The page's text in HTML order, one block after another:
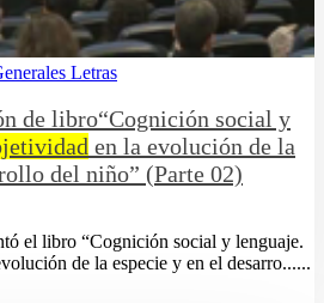
Letras
de libro“Cognición social y
en la evolución de la
del niño” (Parte 02)
el libro “Cognición social y lenguaje.
de la especie y en el desarro......